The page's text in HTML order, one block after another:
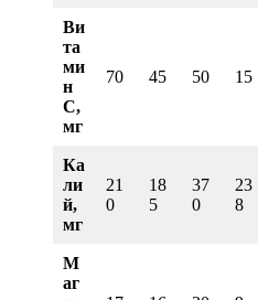
Ви
та
ми
н
C,
мг
70 45 50 15
Ка
ли
й,
мг
21
0
18
5
37
0
23
8
М
аг